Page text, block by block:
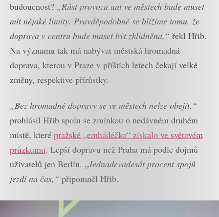
budoucnost? „Růst provozu aut ve městech bude muset
mít nějaké limity. Pravděpodobně se blížíme tomu, že
doprava v centru bude muset být zklidněna,“ řekl Hřib.
Na významu tak má nabývat městská hromadná
doprava, kterou v Praze v příštích letech čekají velké
změny, respektive přírůstky.
„Bez hromadné dopravy se ve městech nelze obejít,“
prohlásil Hřib spolu se zmínkou o nedávném druhém
místě, které pražské „emhádéčko“ získalo ve světovém
průzkumu. Lepší dopravu než Praha má podle dojmů
uživatelů jen Berlín. „Jednadevadesát procent spojů
jezdí na čas,“ připomněl Hřib.